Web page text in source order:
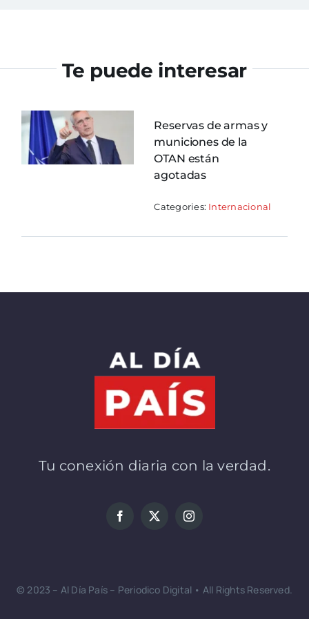
Te puede interesar
Reservas de armas y
municiones de la
OTAN están
agotadas
Categories: Internacional
Tu conexión diaria con la verdad.
© 2023 – Al Día País – Periodico Digital • All Rights Reserved.